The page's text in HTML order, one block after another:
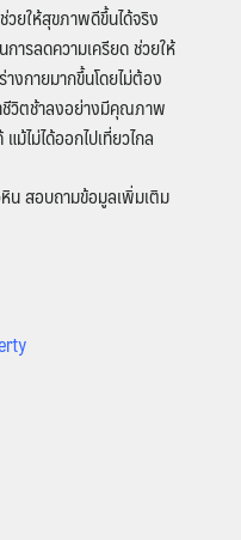
ยให้สุขภาพดีขึ้นได้จริง
การลดความเครียด ช่วยให้
งกายมากขึ้นโดยไม่ต้อง
ชีวิตช้าลงอย่างมีคุณภาพ
ไม่ได้ออกไปเที่ยวไกล
น สอบถามข้อมูลเพิ่มเติม